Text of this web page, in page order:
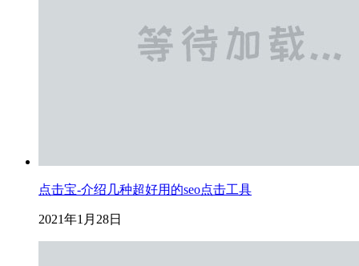
点击宝-介绍几种超好用的seo点击工具
2021年1月28日